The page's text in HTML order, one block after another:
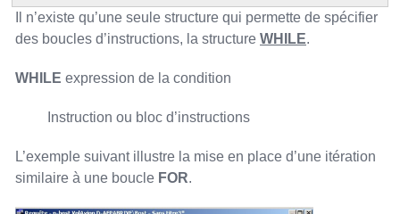
Il n’existe qu’une seule structure qui permette de spécifier
des boucles d’instructions, la structure WHILE.
WHILE expression de la condition
Instruction ou bloc d’instructions
L’exemple suivant illustre la mise en place d’une itération
similaire à une boucle FOR.